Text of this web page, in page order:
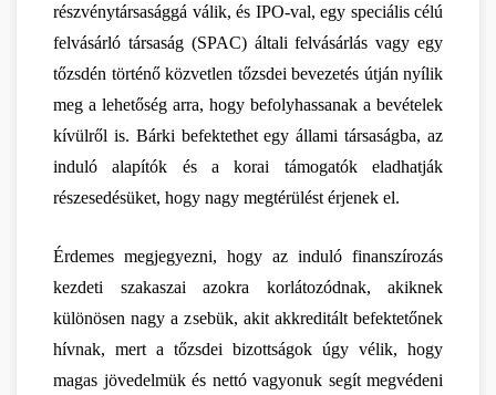
részvénytársasággá válik, és IPO-val, egy speciális célú
felvásárló társaság (SPAC) általi felvásárlás vagy egy
tőzsdén történő közvetlen tőzsdei bevezetés útján nyílik
meg a lehetőség arra, hogy befolyhassanak a bevételek
kívülről is. Bárki befektethet egy állami társaságba, az
induló alapítók és a korai támogatók eladhatják
részesedésüket, hogy nagy megtérülést érjenek el.
Érdemes megjegyezni, hogy az induló finanszírozás
kezdeti szakaszai azokra korlátozódnak, akiknek
különösen nagy a zsebük, akit akkreditált befektetőnek
hívnak, mert a tőzsdei bizottságok úgy vélik, hogy
magas jövedelmük és nettó vagyonuk segít megvédeni